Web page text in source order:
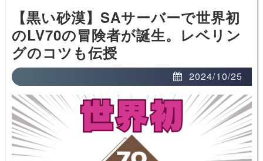
【黒い砂漠】SAサーバーで世界初
のLV70の冒険者が誕生。レベリン
グのコツも伝授
2024/10/25